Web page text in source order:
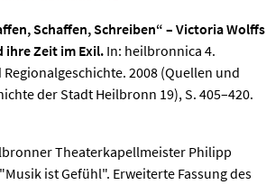
Schaffen, Schreiben“ – Victoria Wolffs
ihre Zeit im Exil. In: heilbronnica 4.
2008 (Quellen und
der Stadt Heilbronn 19), S. 405–420.
Theaterkapellmeister Philipp
ist Gefühl". Erweiterte Fassung des